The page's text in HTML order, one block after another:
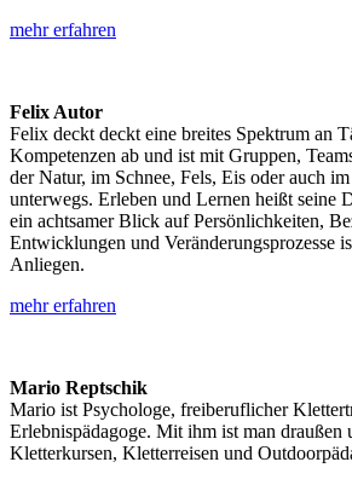
mehr erfahren
Felix Autor
Felix deckt deckt eine breites Spektrum an
Kompetenzen ab und ist mit Gruppen,
der Natur, im Schnee, Fels, Eis oder auch
unterwegs. Erleben und Lernen heißt seine
ein achtsamer Blick auf Persönlichkeiten,
Entwicklungen und Veränderungsprozesse
Anliegen.
mehr erfahren
Mario Reptschik
Mario ist Psychologe, freiberuflicher
Erlebnispädagoge. Mit ihm ist man draußen
Kletterkursen, Kletterreisen und